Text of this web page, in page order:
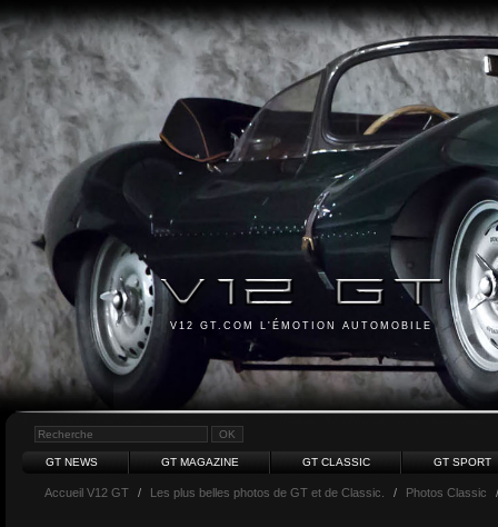
V12 GT.COM L'ÉMOTION AUTOMOBILE
GT NEWS GT MAGAZINE GT CLASSIC GT SPORT
Accueil V12 GT / Les plus belles photos de GT et de Classic. / Photos Classic